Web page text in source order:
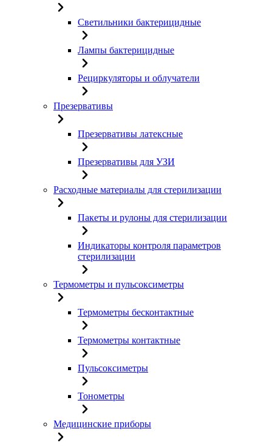
Светильники бактерицидные
Лампы бактерицидные
Рециркуляторы и облучатели
Презервативы
Презервативы латексные
Презервативы для УЗИ
Расходные материалы для стерилизации
Пакеты и рулоны для стерилизации
Индикаторы контроля параметров
стерилизации
Термометры и пульсоксиметры
Термометры бесконтактные
Термометры контактные
Пульсоксиметры
Тонометры
Медицинские приборы